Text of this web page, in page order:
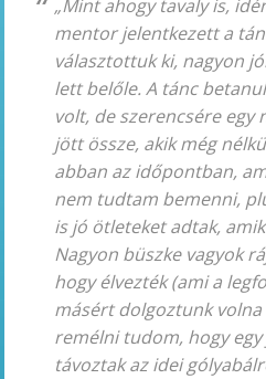
„Mint ahogy tavaly is,
mentor jelentkezett a
választottuk ki, nagyon
lett belőle. A tánc
volt, de szerencsére egy
jött össze, akik még
abban az időpontban,
nem tudtam bemenni,
is jó ötleteket adtak,
Nagyon büszke vagyok
hogy élvezték (ami a
másért dolgoztunk volna
remélni tudom, hogy
távoztak az idei